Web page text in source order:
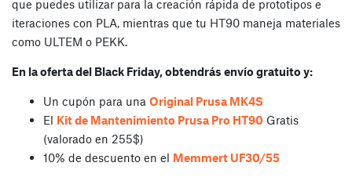
que puedes utilizar para la creación rápida de prototipos e
iteraciones con PLA, mientras que tu HT90 maneja materiales
como ULTEM o PEKK.
En la oferta del Black Friday, obtendrás envío gratuito y:
Un cupón para una Original Prusa MK4S
El Kit de Mantenimiento Prusa Pro HT90 Gratis
(valorado en 255$)
10% de descuento en el Memmert UF30/55